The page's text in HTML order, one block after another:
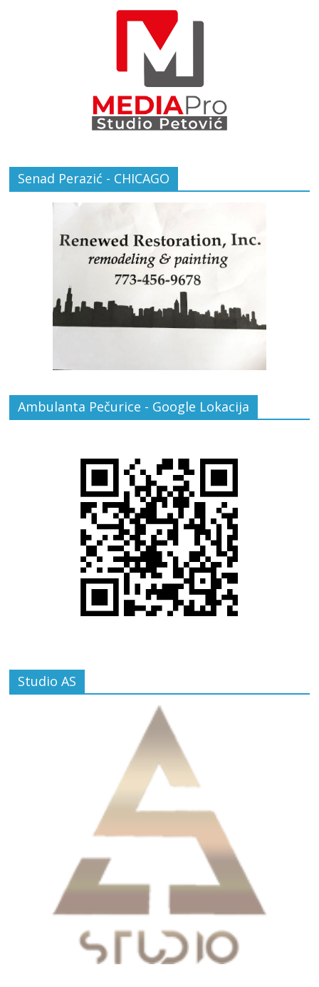
Senad Perazić - CHICAGO
Ambulanta Pečurice - Google Lokacija
Studio AS